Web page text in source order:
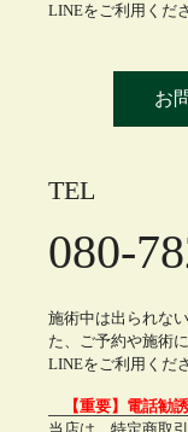
LINEをご利用くだ
お
TEL
080-
施術中は出られな
た、ご予約や施術
LINEをご利用くだ
【重要】電話勧